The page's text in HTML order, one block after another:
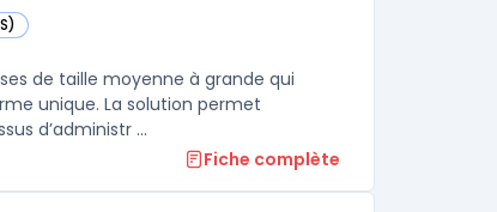
catégorie
de taille moyenne à grande qui
unique. La solution permet
d’administr ...
Fiche complète